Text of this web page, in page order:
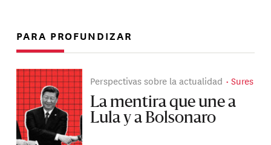
PARA PROFUNDIZAR
Perspectivas sobre la actualidad Sures
La mentira que une a
Lula y a Bolsonaro